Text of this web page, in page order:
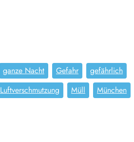
ganze Nacht Gefahr
gefährlich
Luftverschmutzung Müll
München